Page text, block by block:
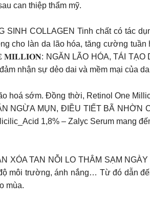
can thiệp thẩm mỹ.
SINH COLLAGEN Tinh chất có tác
cho làn da lão hóa, tăng cường
NGĂN LÃO HÓA, TÁI TẠO
nhận sự dẻo dai và mềm mại của
hoá sớm. Đồng thời, Retinol One
NGỪA MỤN, ĐIỀU TIẾT BÃ NHỜN
1,8% – Zalyc Serum mang
XÓA TAN NỖI LO THÂM SẠM
môi trường, ánh nắng… Từ đó dẫn
mùa.